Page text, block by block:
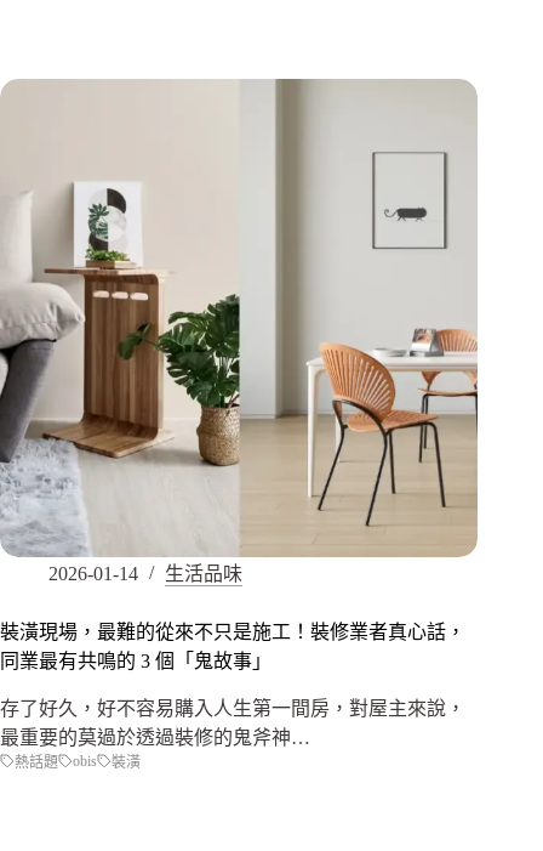
2026-01-14 生活品味
裝潢現場，最難的從來不只是施工！裝修業者真心話，
同業最有共鳴的 3 個「鬼故事」
存了好久，好不容易購入人生第一間房，對屋主來說，
最重要的莫過於透過裝修的鬼斧神…
熱話題 obis 裝潢